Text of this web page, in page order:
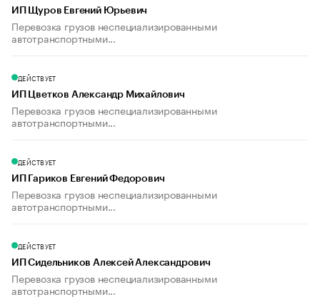
ИП Щуров Евгений Юрьевич
Перевозка грузов неспециализированными
автотранспортными...
ДЕЙСТВУЕТ
ИП Цветков Александр Михайлович
Перевозка грузов неспециализированными
автотранспортными...
ДЕЙСТВУЕТ
ИП Гариков Евгений Федорович
Перевозка грузов неспециализированными
автотранспортными...
ДЕЙСТВУЕТ
ИП Сидельников Алексей Александрович
Перевозка грузов неспециализированными
автотранспортными...